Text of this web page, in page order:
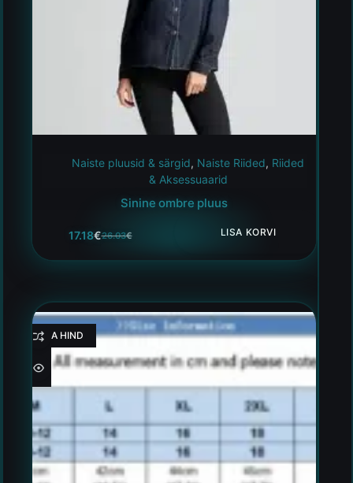
Naiste pluusid & särgid, Naiste Riided, Riided
& Aksessuaarid
Sinine ombre pluus
26.03€
17.18€ LISA KORVI
HEA HIND